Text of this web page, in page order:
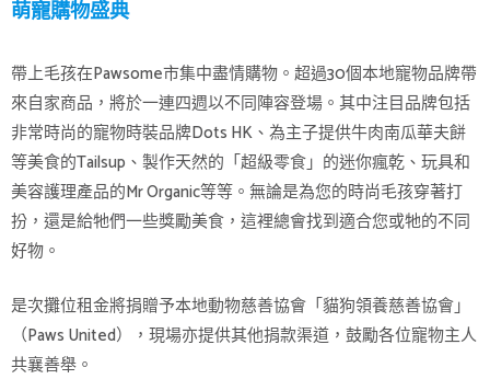
萌寵購物盛典
帶上毛孩在Pawsome市集中盡情購物。超過30個本地寵物品牌帶
來自家商品，將於一連四週以不同陣容登場。其中注目品牌包括
非常時尚的寵物時裝品牌Dots HK、為主子提供牛肉南瓜華夫餅
等美食的Tailsup、製作天然的「超級零食」的迷你瘋乾、玩具和
美容護理產品的Mr Organic等等。無論是為您的時尚毛孩穿著打
扮，還是給牠們一些獎勵美食，這裡總會找到適合您或牠的不同
好物。
是次攤位租金將捐贈予本地動物慈善協會「貓狗領養慈善協會」
（Paws United），現場亦提供其他捐款渠道，鼓勵各位寵物主人
共襄善舉。